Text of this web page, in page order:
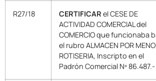
R27/18 CERTIFICAR el CESE DE
ACTIVIDAD COMERCIAL del
COMERCIO que funcionaba
el rubro ALMACEN POR
ROTISERIA, Inscripto en el
Padrón Comercial Nº 86.487.-